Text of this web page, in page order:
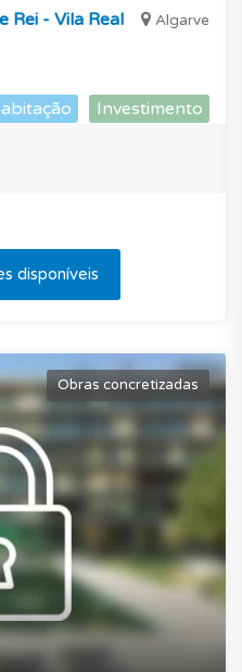
Algarve
Rei - Vila Real
Investimento
disponíveis
Obras concretizadas